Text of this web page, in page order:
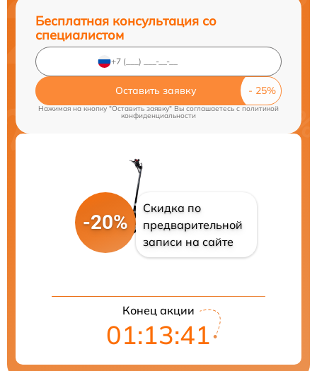
Бесплатная консультация со
специалистом
Оставить заявку
Нажимая на кнопку "Оставить заявку" Вы соглашаетесь cполитикой
конфиденциальности
-20%
Скидка по
предварительной
записи на сайте
Конец акции
01:13:40